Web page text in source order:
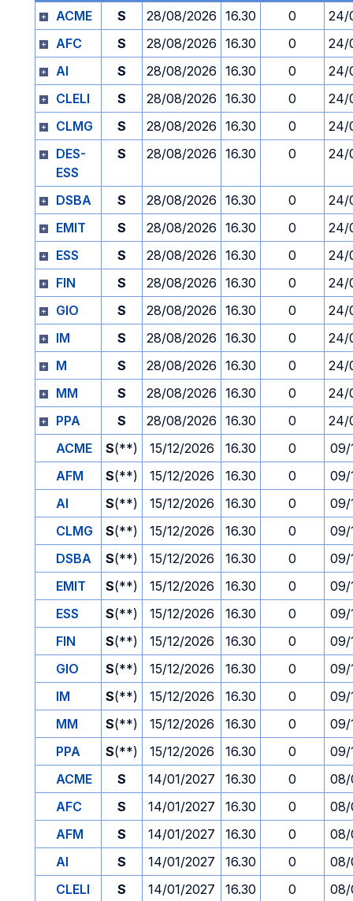
ACME S 28/08/2026 16.30 0
24/
AFC
S 28/08/2026 16.30 0
24/
AI
S 28/08/2026 16.30 0
24/
CLELI
S 28/08/2026 16.30 0
24/
CLMG
S 28/08/2026 16.30 0
24/
DES-
ESS
S 28/08/2026 16.30 0 24/
DSBA S 28/08/2026 16.30 0
24/
EMIT
S 28/08/2026 16.30 0
24/
ESS
S 28/08/2026 16.30 0
24/
FIN
S 28/08/2026 16.30 0
24/
GIO
S 28/08/2026 16.30 0
24/
IM
S 28/08/2026 16.30 0
24/
M
S 28/08/2026 16.30 0
24/
MM
S 28/08/2026 16.30 0
24/
PPA
S 28/08/2026 16.30 0
24/
ACME
S(**) 15/12/2026 16.30 0
09/
AFM
S(**) 15/12/2026 16.30 0
09/
AI
S(**) 15/12/2026 16.30 0
09/
CLMG
S(**) 15/12/2026 16.30 0
09/
DSBA
S(**) 15/12/2026 16.30 0
09/
EMIT
S(**) 15/12/2026 16.30 0
09/
ESS
S(**) 15/12/2026 16.30 0
09/
FIN
S(**) 15/12/2026 16.30 0
09/
GIO
S(**) 15/12/2026 16.30 0
09/
IM
S(**) 15/12/2026 16.30 0
09/
MM
S(**) 15/12/2026 16.30 0
09/
PPA
S(**) 15/12/2026 16.30 0
09/
ACME
S 14/01/2027 16.30 0
08/
AFC
S 14/01/2027 16.30 0
08/
AFM
S 14/01/2027 16.30 0
08/
AI
S 14/01/2027 16.30 0
08/
CLELI
S 14/01/2027 16.30 0
08/